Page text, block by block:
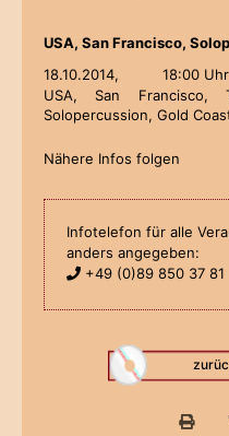
USA, San Francisco,
18.10.2014,
18:00 Uhr
USA, San Francisco,
Solopercussion, Gold
Nähere Infos folgen
Infotelefon für alle
anders angegeben:
+49 (0)89 850 37 81